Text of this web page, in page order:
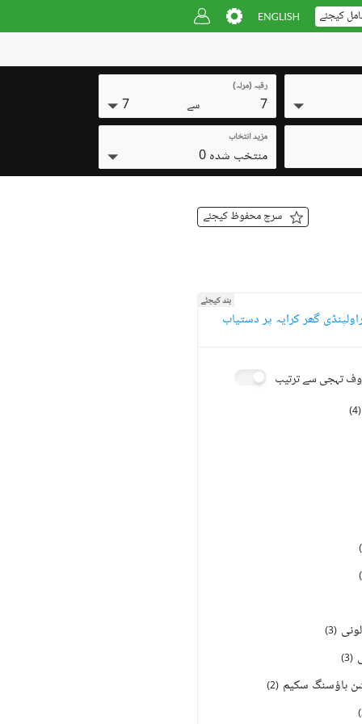
کیجئے
رقبہ (مرلہ)
7 سے 7
مزید انتخاب
منتخب شدہ 0
سرچ محفوظ کیجئے
راولپنڈی گھر کرایہ پر دستیاب
بند کیجئے
تہجی سے ترتیب
(
4
)
)
)
(
3
)
(
3
)
ہاؤسنگ سکیم (
2
)
)